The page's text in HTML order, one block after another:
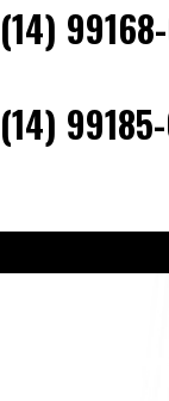
(14)
(14)